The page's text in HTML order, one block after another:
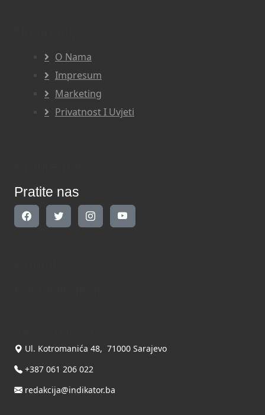
O Nama
Impresum
Marketing
Privatnost I Uvjeti
Pratite nas
Ul. Kotromanića 48, 71000 Sarajevo
+387 061 206 022
redakcija@indikator.ba